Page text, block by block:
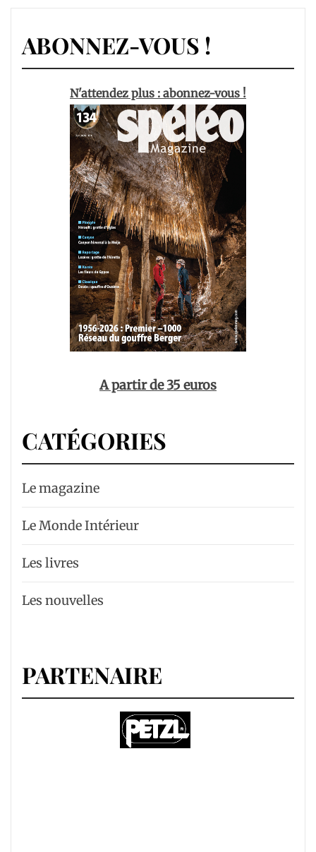
ABONNEZ-VOUS !
N'attendez plus : abonnez-vous !
A partir de 35 euros
CATÉGORIES
Le magazine
Le Monde Intérieur
Les livres
Les nouvelles
PARTENAIRE